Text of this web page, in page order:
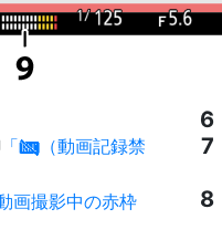
0 （動画記録禁
画撮影中の赤枠